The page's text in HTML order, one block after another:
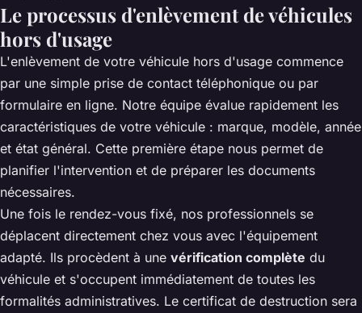
Le processus d'enlèvement de véhicules
hors d'usage
L'enlèvement de votre véhicule hors d'usage commence
par une simple prise de contact téléphonique ou par
formulaire en ligne. Notre équipe évalue rapidement les
caractéristiques de votre véhicule : marque, modèle, année
et état général. Cette première étape nous permet de
planifier l'intervention et de préparer les documents
nécessaires.
Une fois le rendez-vous fixé, nos professionnels se
déplacent directement chez vous avec l'équipement
adapté. Ils procèdent à une vérification complète du
véhicule et s'occupent immédiatement de toutes les
formalités administratives. Le certificat de destruction sera